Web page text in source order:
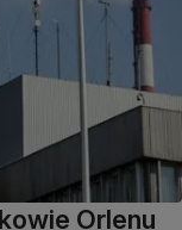
Orlenu